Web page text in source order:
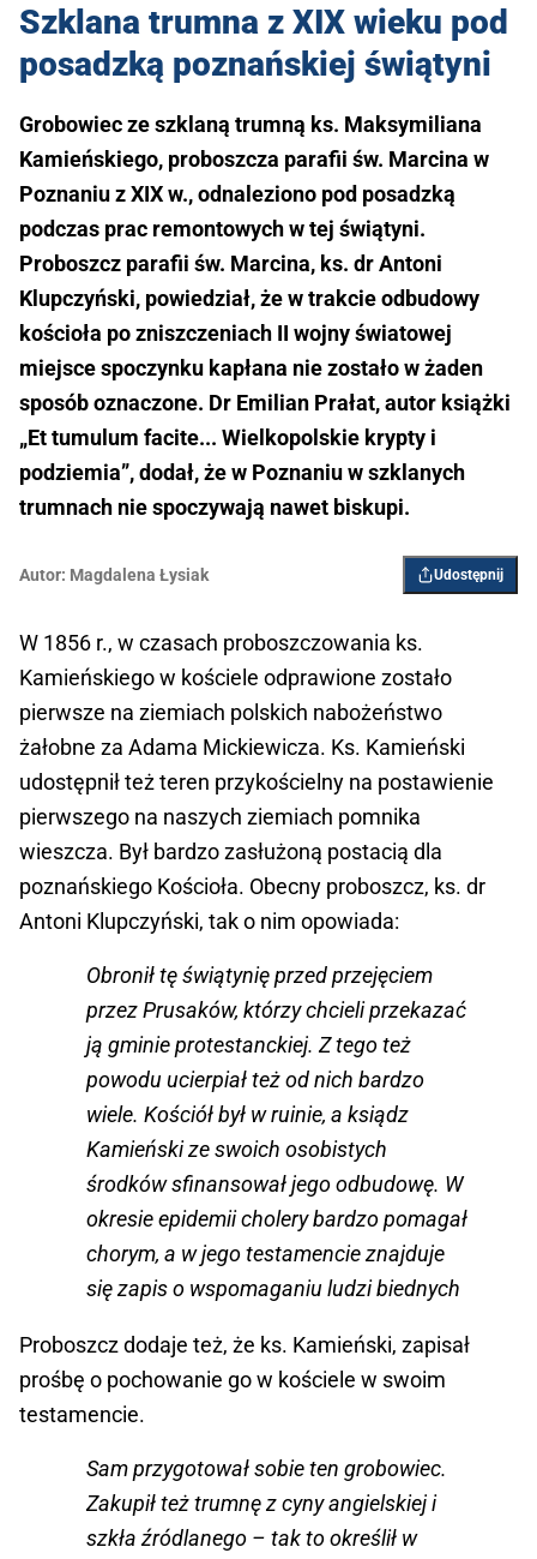
Szklana trumna z XIX wieku pod
posadzką poznańskiej świątyni
Grobowiec ze szklaną trumną ks. Maksymiliana
Kamieńskiego, proboszcza parafii św. Marcina w
Poznaniu z XIX w., odnaleziono pod posadzką
podczas prac remontowych w tej świątyni.
Proboszcz parafii św. Marcina, ks. dr Antoni
Klupczyński, powiedział, że w trakcie odbudowy
kościoła po zniszczeniach II wojny światowej
miejsce spoczynku kapłana nie zostało w żaden
sposób oznaczone. Dr Emilian Prałat, autor książki
„Et tumulum facite... Wielkopolskie krypty i
podziemia”, dodał, że w Poznaniu w szklanych
trumnach nie spoczywają nawet biskupi.
Autor: Magdalena Łysiak Udostępnij
W 1856 r., w czasach proboszczowania ks.
Kamieńskiego w kościele odprawione zostało
pierwsze na ziemiach polskich nabożeństwo
żałobne za Adama Mickiewicza. Ks. Kamieński
udostępnił też teren przykościelny na postawienie
pierwszego na naszych ziemiach pomnika
wieszcza. Był bardzo zasłużoną postacią dla
poznańskiego Kościoła. Obecny proboszcz, ks. dr
Antoni Klupczyński, tak o nim opowiada:
Obronił tę świątynię przed przejęciem
przez Prusaków, którzy chcieli przekazać
ją gminie protestanckiej. Z tego też
powodu ucierpiał też od nich bardzo
wiele. Kościół był w ruinie, a ksiądz
Kamieński ze swoich osobistych
środków sfinansował jego odbudowę. W
okresie epidemii cholery bardzo pomagał
chorym, a w jego testamencie znajduje
się zapis o wspomaganiu ludzi biednych
Proboszcz dodaje też, że ks. Kamieński, zapisał
prośbę o pochowanie go w kościele w swoim
testamencie.
Sam przygotował sobie ten grobowiec.
Zakupił też trumnę z cyny angielskiej i
szkła źródlanego – tak to określił w